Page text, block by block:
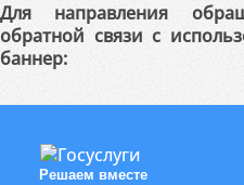
Для направления
обратной связи с
баннер:
Решаем вместе